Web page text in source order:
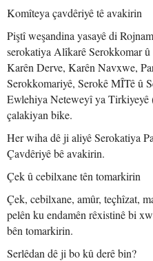
Komîteya çavdêriyê tê avakirin
Piştî weşandina yasayê di
serokatiya Alîkarê Serokkomar
Karên Derve, Karên Navxwe,
Serokkomariyê, Serokê MÎTê û
Ewlehiya Neteweyî ya
çalakiyan bike.
Her wiha dê ji aliyê Serokatiya
Çavdêriyê bê avakirin.
Çek û cebilxane tên tomarkirin
Çek, cebilxane, amûr, teçhîzat,
pelên ku endamên rêxistinê bi
bên tomarkirin.
Serlêdan dê ji bo kû derê bin?